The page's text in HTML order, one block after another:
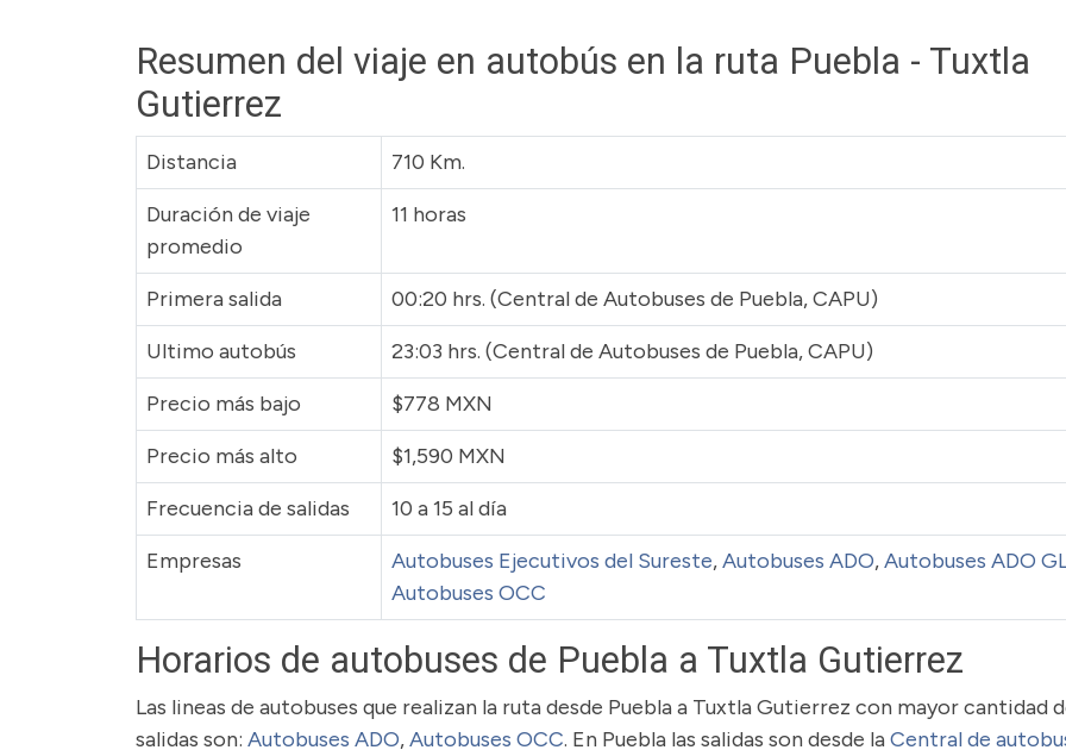
Resumen del viaje en autobús en la ruta Puebla - Tuxtla
Gutierrez
Distancia
710 Km.
Duración de viaje
promedio
11 horas
Primera salida
00:20 hrs. (Central de Autobuses de Puebla, CAPU)
Ultimo autobús
23:03 hrs. (Central de Autobuses de Puebla, CAPU)
Precio más bajo
$778 MXN
Precio más alto
$1,590 MXN
Frecuencia de salidas
10 a 15 al día
Empresas
Autobuses Ejecutivos del Sureste,Autobuses ADO,Autobuses ADO
Autobuses OCC
Horarios de autobuses de Puebla a Tuxtla Gutierrez
Las lineas de autobuses que realizan la ruta desde Puebla a Tuxtla Gutierrez con mayor cantidad
salidas son: Autobuses ADO,Autobuses OCC. En Puebla las salidas son desde laCentral de